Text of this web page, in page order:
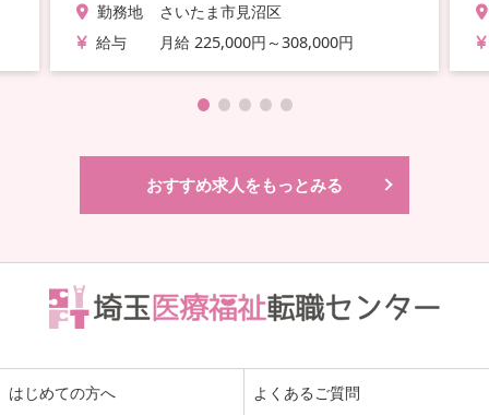
勤務地
さいたま市見沼区
給与
月給 225,000円～308,000円
おすすめ求人をもっとみる
はじめての方へ よくあるご質問